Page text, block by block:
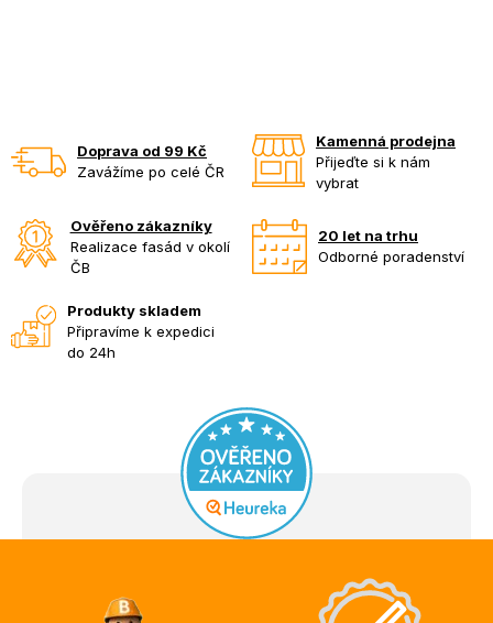
Doprava od 99 Kč
Zavážíme po celé ČR
Kamenná prodejna
Přijeďte si k nám
vybrat
Ověřeno zákazníky
Realizace fasád v okolí
ČB
20 let na trhu
Odborné poradenství
Produkty skladem
Připravíme k expedici
do 24h